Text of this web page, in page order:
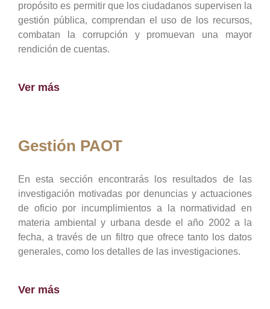
propósito es permitir que los ciudadanos supervisen la
gestión pública, comprendan el uso de los recursos,
combatan la corrupción y promuevan una mayor
rendición de cuentas.
Ver más
Gestión PAOT
En esta sección encontrarás los resultados de las
investigación motivadas por denuncias y actuaciones
de oficio por incumplimientos a la normatividad en
materia ambiental y urbana desde el año 2002 a la
fecha, a través de un filtro que ofrece tanto los datos
generales, como los detalles de las investigaciones.
Ver más